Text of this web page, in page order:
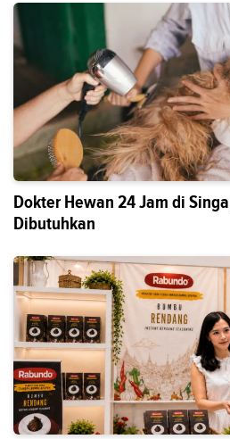
Dokter Hewan 24 Jam di
Dibutuhkan